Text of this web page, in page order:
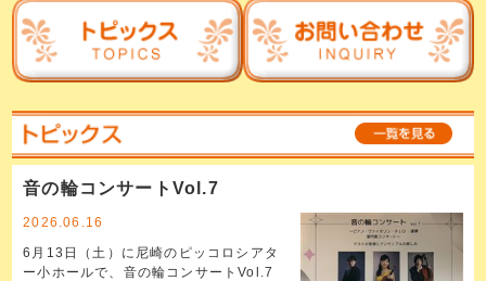
音の輪コンサートVol.7
2026.06.16
6月13日（土）に尼崎のピッコロシアタ
ー小ホールで、音の輪コンサートVol.7